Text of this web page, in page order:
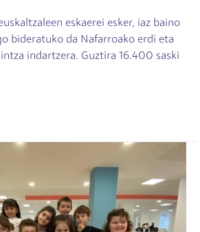
eskaerei esker, iaz baino
bideratuko da Nafarroako erdi eta
indartzera. Guztira 16.400 saski